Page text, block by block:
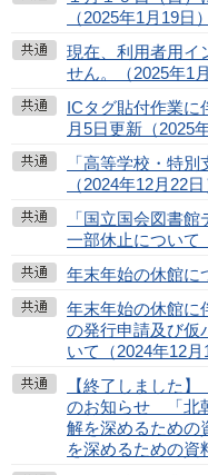
（2025年1月19日）
現在、利用者用イ
せん。（2025年1
ICタグ貼付作業に
月5日更新（2025
「高等学校・特
（2024年12月22日
「国立国会図書
一部休止について
年末年始の休館に
年末年始の休館に
の発行申請及び仮
いて（2024年12月
【終了しました
のお知らせ 「北
解を深めるため
を深めるための資